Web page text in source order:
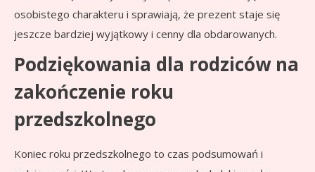
osobistego charakteru i sprawiają, że prezent staje się
jeszcze bardziej wyjątkowy i cenny dla obdarowanych.
Podziękowania dla rodziców na
zakończenie roku
przedszkolnego
Koniec roku przedszkolnego to czas podsumowań i